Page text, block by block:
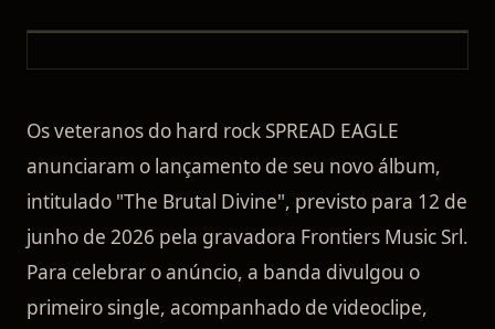
Os veteranos do hard rock SPREAD EAGLE
anunciaram o lançamento de seu novo álbum,
intitulado "The Brutal Divine", previsto para 12 de
junho de 2026 pela gravadora Frontiers Music Srl.
Para celebrar o anúncio, a banda divulgou o
primeiro single, acompanhado de videoclipe,